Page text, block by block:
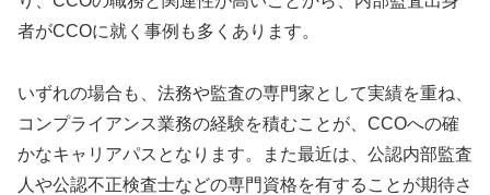
者がCCOに就く事例も多くあります。
いずれの場合も、法務や監査の専門家として実績を重ね、
コンプライアンス業務の経験を積むことが、CCOへの確
かなキャリアパスとなります。また最近は、公認内部監査
人や公認不正検査士などの専門資格を有することが期待さ